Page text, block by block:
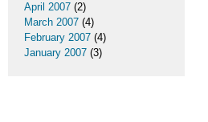
April 2007 (2)
March 2007 (4)
February 2007 (4)
January 2007 (3)